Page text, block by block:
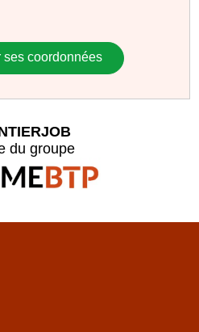
ses coordonnées
du groupe